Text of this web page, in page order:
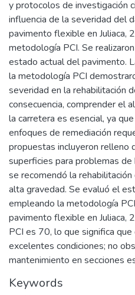
y protocolos de investigación
influencia de la severidad del
pavimento flexible en Juliaca,
metodología PCI. Se
estado actual del pavimento.
la metodología PCI
severidad en la rehabilitación
consecuencia, comprender el
la carretera es esencial, ya
enfoques de remediación
propuestas incluyeron relleno
superficies para problemas
se recomendó la
alta gravedad. Se evaluó el
empleando la metodología
pavimento flexible en Juliaca,
PCI es 70, lo que significa
excelentes condiciones; no
mantenimiento en secciones
Keywords